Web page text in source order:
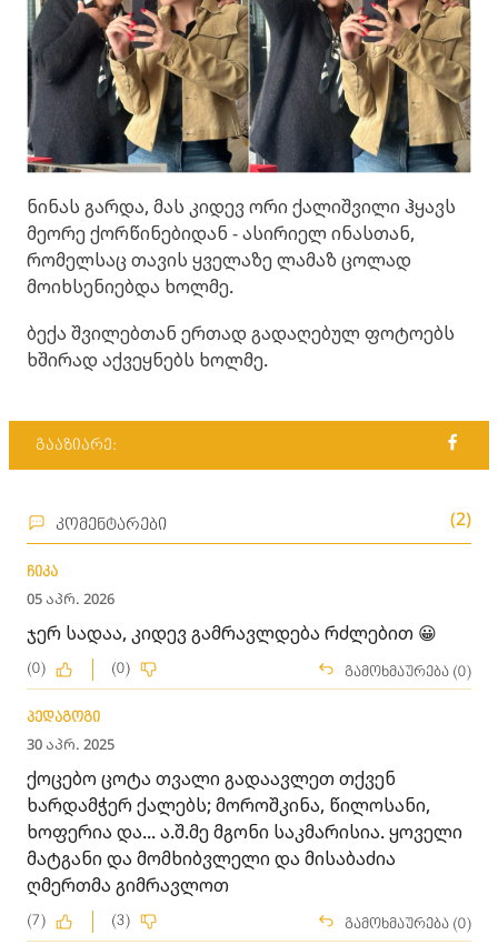
ნინას გარდა, მას კიდევ ორი ქალიშვილი ჰყავს
მეორე ქორწინებიდან - ასირიელ ინასთან,
რომელსაც თავის ყველაზე ლამაზ ცოლად
მოიხსენიებდა ხოლმე.
ბექა შვილებთან ერთად გადაღებულ ფოტოებს
ხშირად აქვეყნებს ხოლმე.
გააზიარე:
კომენტარები (2)
ჩიკა
05 აპრ. 2026
ჯერ სადაა, კიდევ გამრავლდება რძლებით 😀
(0) (0) გამოხმაურება (0)
პედაგოგი
30 აპრ. 2025
ქოცებო ცოტა თვალი გადაავლეთ თქვენ
ხარდამჭერ ქალებს; მოროშკინა, წილოსანი,
ხოფერია და... ა.შ.მე მგონი საკმარისია. ყოველი
მატგანი და მომხიბვლელი და მისაბაძია
ღმერთმა გიმრავლოთ
(7) (3) გამოხმაურება (0)